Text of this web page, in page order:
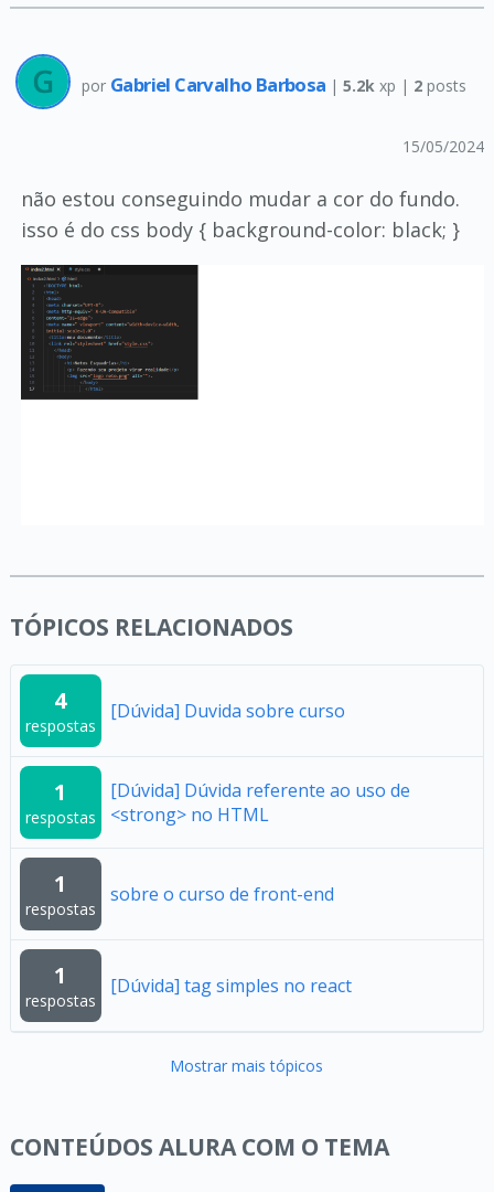
por Gabriel Carvalho Barbosa | 5.2k xp | 2posts
15/05/2024
não estou conseguindo mudar a cor do fundo.
isso é do css body { background-color: black; }
TÓPICOS RELACIONADOS
4
respostas
[Dúvida] Duvida sobre curso
1
respostas
[Dúvida] Dúvida referente ao uso de
<strong> no HTML
1
respostas
sobre o curso de front-end
1
respostas
[Dúvida] tag simples no react
Mostrar mais tópicos
CONTEÚDOS ALURA COM O TEMA